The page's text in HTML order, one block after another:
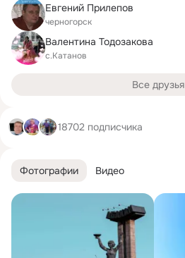
Фотографии Видео
Евгений Прилепов
черногорск
Валентина Тодозакова
с.Катанов
Все друзья
18702 подписчика